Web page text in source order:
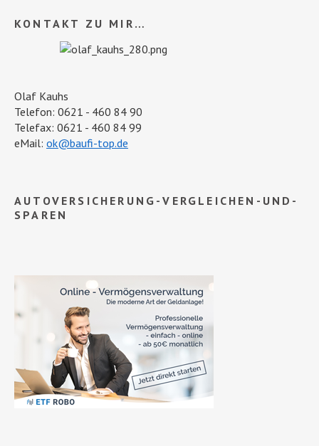
KONTAKT ZU MIR…
Olaf Kauhs
Telefon: 0621 - 460 84 90
Telefax: 0621 - 460 84 99
eMail: ok@baufi-top.de
AUTOVERSICHERUNG-VERGLEICHEN-UND-
SPAREN